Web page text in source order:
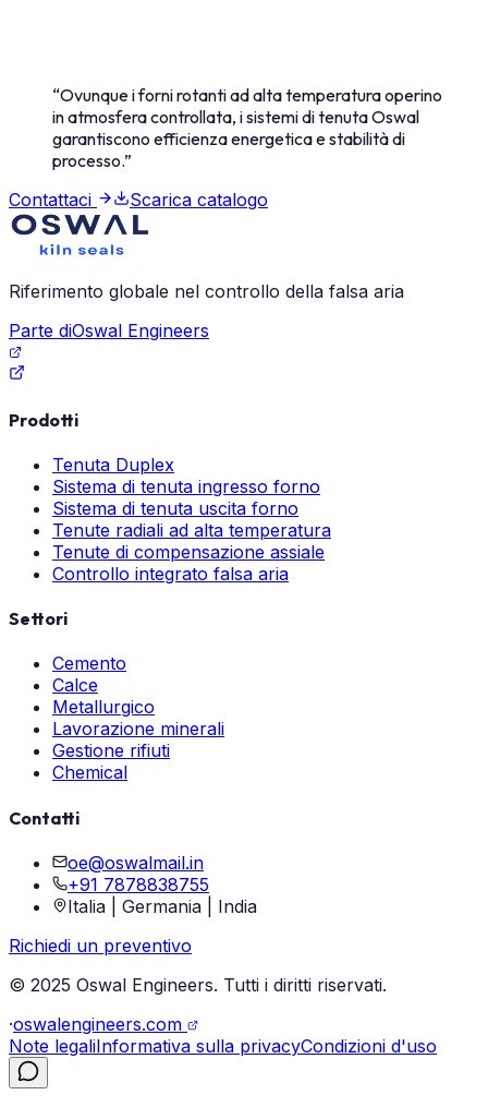
“Ovunque i forni rotanti ad alta temperatura operino
in atmosfera controllata, i sistemi di tenuta Oswal
garantiscono efficienza energetica e stabilità di
processo.”
Contattaci
Scarica catalogo
Riferimento globale nel controllo della falsa aria
Parte diOswal Engineers
Prodotti
Tenuta Duplex
Sistema di tenuta ingresso forno
Sistema di tenuta uscita forno
Tenute radiali ad alta temperatura
Tenute di compensazione assiale
Controllo integrato falsa aria
Settori
Cemento
Calce
Metallurgico
Lavorazione minerali
Gestione rifiuti
Chemical
Contatti
oe@oswalmail.in
+91 7878838755
Italia | Germania | India
Richiedi un preventivo
© 2025 Oswal Engineers. Tutti i diritti riservati.
·oswalengineers.com
Note legaliInformativa sulla privacyCondizioni d'uso